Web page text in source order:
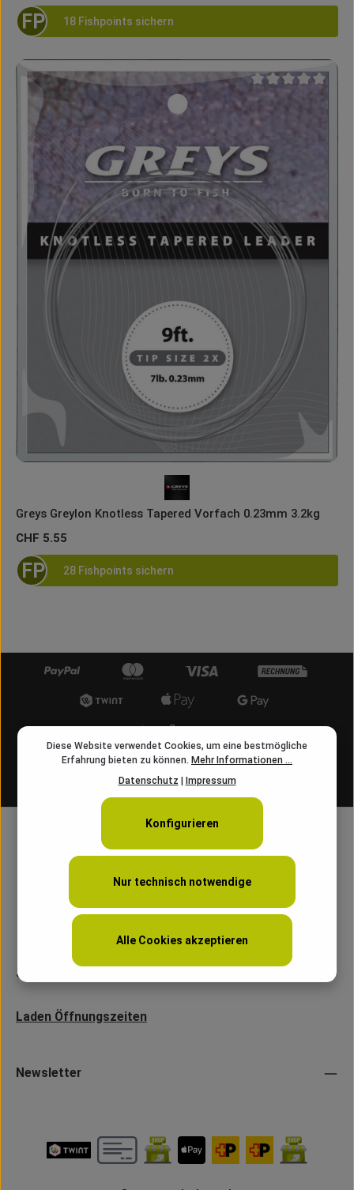
FP 18 Fishpoints sichern
Durchschnittliche
Greys Greylon Knotless Tapered Vorfach 0.23mm 3.2kg
Regulärer Preis:
CHF 5.55
FP 28 Fishpoints sichern
Kostenloser Versand ab 50 CHF
info@angelschnur.ch
Service
Laden Öffnungszeiten
Newsletter
Diese Website verwendet Cookies, um eine bestmögliche
Erfahrung bieten zu können. Mehr Informationen ...
Datenschutz
Impressum
Nur technisch notwendige
Konfigurieren
Alle Cookies akzeptieren